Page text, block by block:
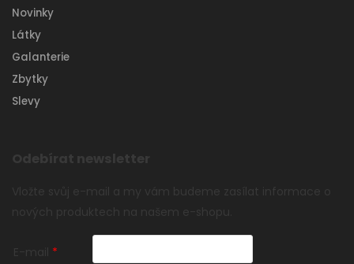
Novinky
Látky
Galanterie
Zbytky
Slevy
Odebírat newsletter
Vložte svůj e-mail a my vám budeme zasílat informace o
nových produktech na našem e-shopu.
E-mail